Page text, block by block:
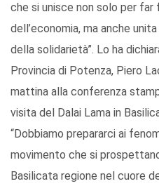
che si unisce non solo per
dell’economia, ma anche
della solidarietà”. Lo ha
Provincia di Potenza, Piero
mattina alla conferenza
visita del Dalai Lama in
“Dobbiamo prepararci ai
movimento che si
Basilicata regione nel cuore